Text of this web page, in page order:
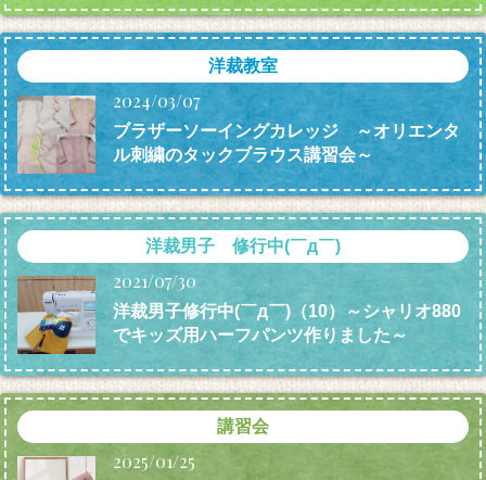
洋裁教室
2024/03/07
ブラザーソーイングカレッジ ～オリエンタ
ル刺繍のタックブラウス講習会～
洋裁男子 修行中(￣д￣)
2021/07/30
洋裁男子修行中(￣д￣)（10）～シャリオ880
でキッズ用ハーフパンツ作りました～
講習会
2025/01/25